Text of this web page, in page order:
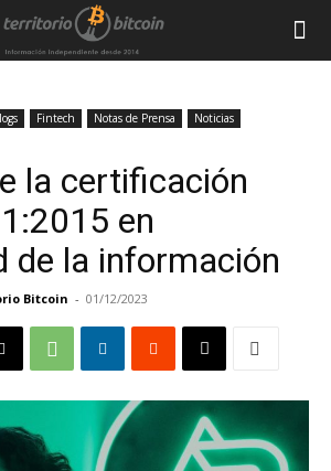
Fintech Notas de Prensa
Noticias
la certificación
en
de la información
Bitcoin - 01/12/2023